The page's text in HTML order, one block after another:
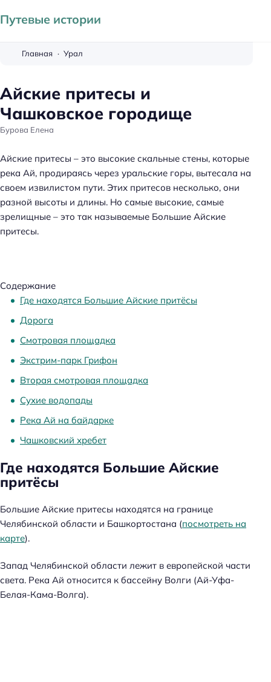
Путевые истории
Главная Урал
Айские притесы и
Чашковское городище
Бурова Елена
Айские притесы – это высокие скальные стены, которые
река Ай, продираясь через уральские горы, вытесала на
своем извилистом пути. Этих притесов несколько, они
разной высоты и длины. Но самые высокие, самые
зрелищные – это так называемые Большие Айские
притесы.
Содержание
Где находятся Большие Айские притёсы
Дорога
Смотровая площадка
Экстрим-парк Грифон
Вторая смотровая площадка
Сухие водопады
Река Ай на байдарке
Чашковский хребет
Где находятся Большие Айские
притёсы
Большие Айские притесы находятся на границе
Челябинской области и Башкортостана (посмотреть на
карте).
Запад Челябинской области лежит в европейской части
света. Река Ай относится к бассейну Волги (Ай-Уфа-
Белая-Кама-Волга).